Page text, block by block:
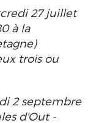
27 juillet
à la
trois ou
2 septembre
d'Out -